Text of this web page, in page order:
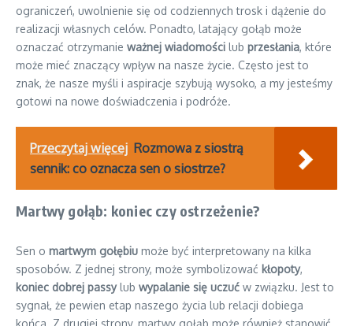
ograniczeń, uwolnienie się od codziennych trosk i dążenie do
realizacji własnych celów. Ponadto, latający gołąb może
oznaczać otrzymanie ważnej wiadomości lub przesłania, które
może mieć znaczący wpływ na nasze życie. Często jest to
znak, że nasze myśli i aspiracje szybują wysoko, a my jesteśmy
gotowi na nowe doświadczenia i podróże.
Przeczytaj więcej Rozmowa z siostrą
sennik: co oznacza sen o siostrze?
Martwy gołąb: koniec czy ostrzeżenie?
Sen o martwym gołębiu może być interpretowany na kilka
sposobów. Z jednej strony, może symbolizować kłopoty,
koniec dobrej passylub wypalanie się uczuć w związku. Jest to
sygnał, że pewien etap naszego życia lub relacji dobiega
końca. Z drugiej strony, martwy gołąb może również stanowić